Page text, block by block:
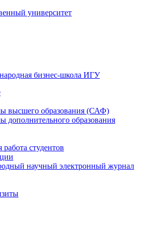
университет
высшего образования (САФ)
дополнительного образования
работа студентов
научный электронный журнал